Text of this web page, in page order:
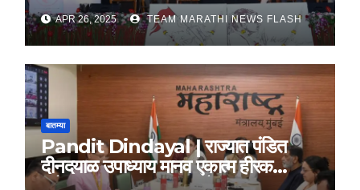
तत्वज्ञान – राज्यपाल सी. पी. राधाकृष्णन
APR 26, 2025 TEAM MARATHI NEWS FLASH
बातम्या
Pandit Dindayal | राज्यात पंडित
दीनदयाळ उपाध्याय मानव एकात्म हीरक